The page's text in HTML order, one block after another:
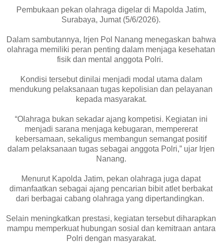
Pembukaan pekan olahraga digelar di Mapolda Jatim,
Surabaya, Jumat (5/6/2026).
Dalam sambutannya, Irjen Pol Nanang menegaskan bahwa
olahraga memiliki peran penting dalam menjaga kesehatan
fisik dan mental anggota Polri.
Kondisi tersebut dinilai menjadi modal utama dalam
mendukung pelaksanaan tugas kepolisian dan pelayanan
kepada masyarakat.
“Olahraga bukan sekadar ajang kompetisi. Kegiatan ini
menjadi sarana menjaga kebugaran, mempererat
kebersamaan, sekaligus membangun semangat positif
dalam pelaksanaan tugas sebagai anggota Polri,” ujar Irjen
Nanang.
Menurut Kapolda Jatim, pekan olahraga juga dapat
dimanfaatkan sebagai ajang pencarian bibit atlet berbakat
dari berbagai cabang olahraga yang dipertandingkan.
Selain meningkatkan prestasi, kegiatan tersebut diharapkan
mampu memperkuat hubungan sosial dan kemitraan antara
Polri dengan masyarakat.